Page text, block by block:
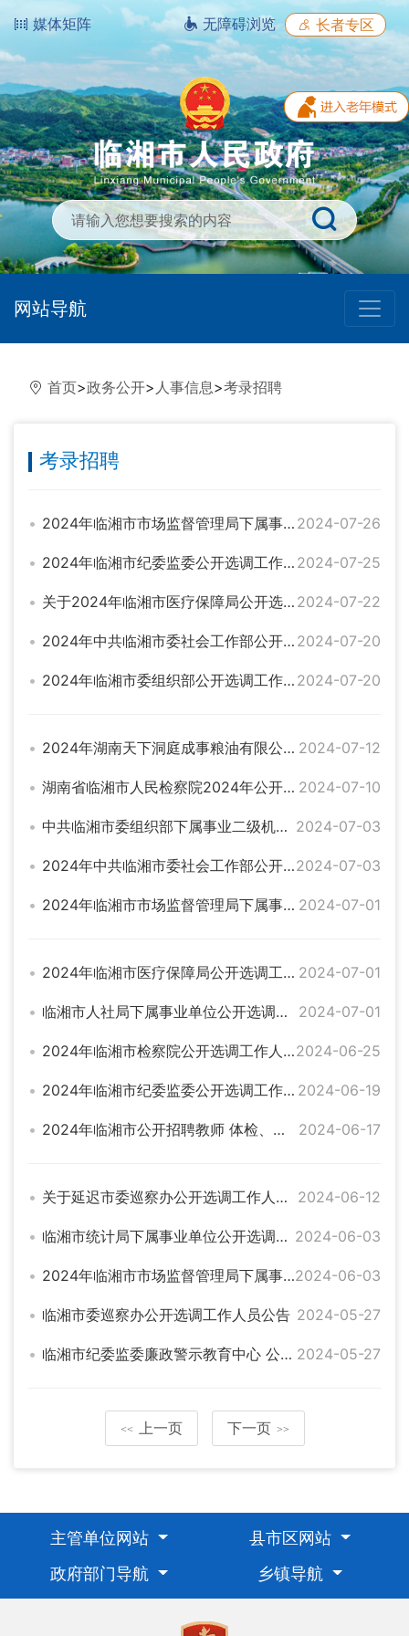
媒体矩阵 无障碍浏览 长者专区
网站导航
首页>政务公开> 人事信息>考录招聘
考录招聘
2024年临湘市市场监督管理局下属事业单位公开招聘工作人员拟聘用人员名单公示 2024-07-26
2024年临湘市纪委监委公开选调工作人员拟选调人员公示 2024-07-25
关于2024年临湘市医疗保障局公开选调工作人员的补充公告 2024-07-22
2024年中共临湘市委社会工作部公开选调工作人员面试成绩公示 2024-07-20
2024年临湘市委组织部公开选调工作人员面试成绩公示 2024-07-20
2024年湖南天下洞庭成事粮油有限公司招聘公告 2024-07-12
湖南省临湘市人民检察院2024年公开选调检察工作人员总成绩公示 2024-07-10
中共临湘市委组织部下属事业二级机构公开选调工作人员公告 2024-07-03
2024年中共临湘市委社会工作部公开选调人员公告2024-07-03
2024年临湘市市场监督管理局下属事业单位公开招聘工作人员递补公告 2024-07-01
2024年临湘市医疗保障局公开选调工作人员公告 2024-07-01
临湘市人社局下属事业单位公开选调工作人员公告 2024-07-01
2024年临湘市检察院公开选调工作人员笔试成绩公示2024-06-25
2024年临湘市纪委监委公开选调工作人员公告 2024-06-19
2024年临湘市公开招聘教师 体检、考察及档案审查通知 2024-06-17
关于延迟市委巡察办公开选调工作人员 报名截止日期的公告 2024-06-12
临湘市统计局下属事业单位公开选调工作人员笔试成绩公示 2024-06-03
2024年临湘市市场监督管理局下属事业单位公开招聘工作人员体检、考察和档案审查通知2024-06-03
临湘市委巡察办公开选调工作人员公告 2024-05-27
临湘市纪委监委廉政警示教育中心 公开选调工作人员公告 2024-05-27
<< 上一页 下一页 >>
主管单位网站
县市区网站
政府部门导航
乡镇导航